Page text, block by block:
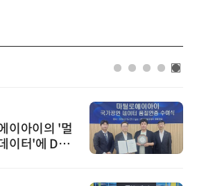
이아이의 '멀
이터'에 DQ